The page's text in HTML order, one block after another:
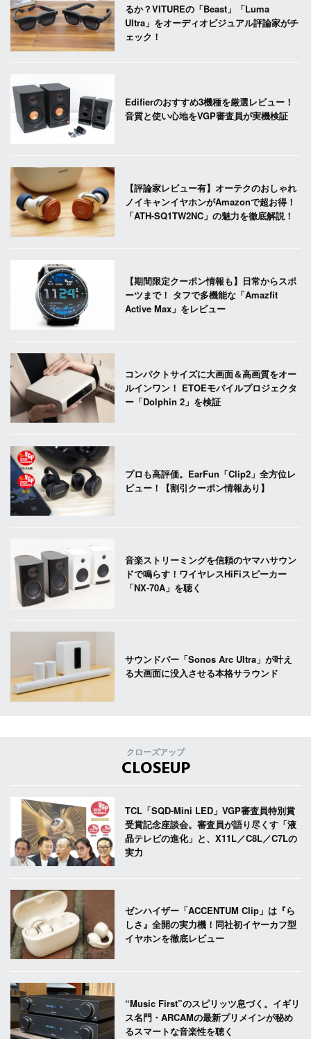
るか？VITUREの「Beast」「Luma
Ultra」をオーディオビジュアル評論家がチ
ェック！
Edifierのおすすめ3機種を厳選レビュー！
音質と使い心地をVGP審査員が実機検証
【評論家レビュー有】オーテクのおしゃれ
ノイキャンイヤホンがAmazonで超お得！
「ATH-SQ1TW2NC」の魅力を徹底解説！
【期間限定クーポン情報も】日常からスポ
ーツまで！ タフで多機能な「Amazfit
Active Max」をレビュー
コンパクトサイズに大画面＆高画質をオー
ルインワン！ ETOEモバイルプロジェクタ
ー「Dolphin 2」を検証
プロも高評価。EarFun「Clip2」全方位レ
ビュー！【割引クーポン情報あり】
音楽ストリーミングを信頼のヤマハサウン
ドで鳴らす！ワイヤレスHiFiスピーカー
「NX-70A」を聴く
サウンドバー「Sonos Arc Ultra」が叶え
る大画面に没入させる本格サラウンド
クローズアップ
CLOSEUP
TCL「SQD-Mini LED」VGP審査員特別賞
受賞記念座談会。審査員が語り尽くす「液
晶テレビの進化」と、X11L／C8L／C7Lの
実力
ゼンハイザー「ACCENTUM Clip」は『ら
しさ』全開の実力機！同社初イヤーカフ型
イヤホンを徹底レビュー
“Music First”のスピリッツ息づく。イギリ
ス名門・ARCAMの最新プリメインが秘め
るスマートな音楽性を聴く